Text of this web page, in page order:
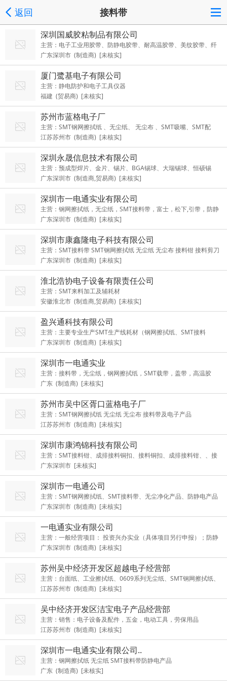
返回 接料带
深圳国威胶粘制品有限公司
主营：电子工业用胶带、防静电胶带、耐高温胶带、美纹胶带、纤
维胶带、导电铜箔、导电铝箔、五金制品、模切胶粘制品、工业清
洁用品、办公文具胶带、医用胶带、 绝缘材料、包装材料、防粘材
料、高分子材料、防护材料及防火材料的技术开发与销售（法律、
行政法规、决定规定在登记前须批准的项目除外）
广东深圳市 (制造商) [未核实]
厦门鹭基电子有限公司
主营：静电防护和电子工具仪器
福建 (贸易商) [未核实]
苏州市蓝格电子厂
主营：SMT钢网擦拭纸 、无尘纸、 无尘布 、SMT吸嘴、SMT配
件、SMT耗材、SMT周边设备
江苏苏州市 (制造商) [未核实]
深圳永晟信息技术有限公司
主营：预成型焊片、金片、锡片、BGA锡球、大瑞锡球、恒硕锡
球、田村锡膏（TAMURA锡膏）、千住锡膏、KINSUN红胶、
广东深圳市 (制造商,贸易商) [未核实]
深圳市一电通实业有限公司
主营：钢网擦拭纸，无尘纸，SMT接料带，富士，松下,引带，防静
电鞋服，静电扣，接料钳车工具，铜扣，静电皮
广东深圳市 (制造商) [未核实]
深圳市康鑫隆电子科技有限公司
主营：SMT接料带 SMT钢网擦拭纸 无尘纸 无尘布 接料钳 接料剪刀
接料铜扣 高温胶带 自粘盖带
广东深圳市 (制造商) [未核实]
淮北浩协电子设备有限责任公司
主营：SMT来料加工及辅耗材
安徽淮北市 (制造商,贸易商) [未核实]
盈兴通科技有限公司
主营：主要专业生产SMT生产线耗材（钢网擦拭纸、SMT接料
带）、净化产品、
广东深圳市 (制造商) [未核实]
深圳市一电通实业
主营：接料带，无尘纸，钢网擦拭纸，SMT载带，盖带，高温胶
带，无尘净化防静电类产品
广东 (制造商) [未核实]
苏州市吴中区胥口蓝格电子厂
主营：SMT钢网擦拭纸 无尘纸 无尘布 接料带及电子产品
江苏苏州市 (制造商) [未核实]
深圳市康鸿锦科技有限公司
主营：SMT接料钳、成排接料铜扣、接料铜扣、成排接料钳、、接
料带、钢网擦拭纸
广东深圳市 [未核实]
深圳市一电通公司
主营：SMT钢网擦拭纸、SMT接料带、无尘净化产品、防静电产品
广东深圳市 (制造商) [未核实]
一电通实业有限公司
主营：一般经营项目： 投资兴办实业（具体项目另行申报）；防静
电、无尘净化产品的技术开发和销售；国内贸易；电子产品的技术
开发；信息技术咨询、展览展示策划（不含限制项目）；货物及技
术进出口。（法律、行政法规禁止的项目除外；法律、行政法规限
制的项目须取得许可后方可经营） 许可经营项目： SMT耗材生产与
销售；SMT钢网擦拭纸的生产与销售。
广东深圳市 (制造商) [未核实]
苏州吴中经济开发区超越电子经营部
主营：台面纸、工业擦拭纸、0609系列无尘纸、SMT钢网擦拭纸、
国产M-3无尘纸等
江苏苏州市 (制造商) [未核实]
吴中经济开发区洁宝电子产品经营部
主营：销售：电子设备及配件，五金，电动工具，劳保用品
江苏苏州市 (制造商) [未核实]
深圳市一电通实业有限公司..
主营：钢网擦拭纸 无尘纸 SMT接料带防静电产品
广东 (制造商) [未核实]